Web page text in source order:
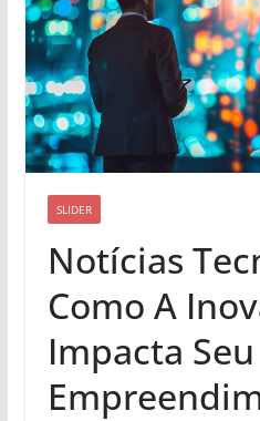
SLIDER
Notícias
Como A
Impacta Seu